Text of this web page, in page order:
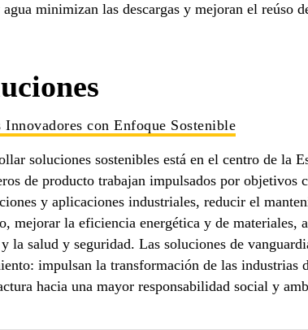
minimizan las descargas y mejoran el reúso
Innovadores con Enfoque Sostenible
soluciones sostenibles está en el centro de la
de producto trabajan impulsados por objetivos
y aplicaciones industriales, reducir el
mejorar la eficiencia energética y de materiales,
la salud y seguridad. Las soluciones de
impulsan la transformación de las industrias
hacia una mayor responsabilidad social y